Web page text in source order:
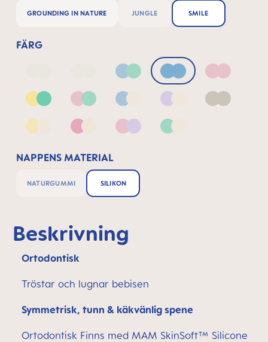
GROUNDING IN NATURE JUNGLE SMILE
FÄRG
Neutral2 Blue & Green
Blue Pink
Yellow & GreenPink & GreenBlue & NeutralLilac & Neutral
Neutral
Yellow & NeutralPink & NeutralPink & LilacGreen & Neutral
NAPPENS MATERIAL
NATURGUMMI SILIKON
Beskrivning
Ortodontisk
Tröstar och lugnar bebisen
Symmetrisk, tunn & käkvänlig spene
Ortodontisk Finns med MAM SkinSoft™ Silicone